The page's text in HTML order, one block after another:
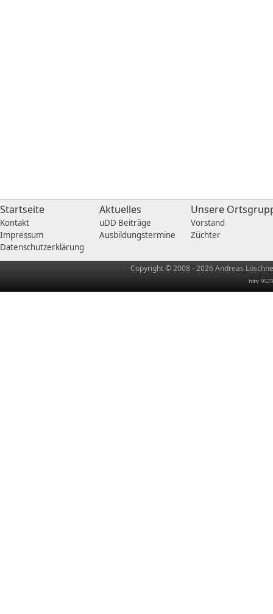
Startseite
Kontakt
Impressum
Datenschutzerklärung
Aktuelles
uDD Beiträge
Ausbildungstermine
Unsere
Vorstand
Züchter
Copyright © 2008 - 2026 Andreas
hits: